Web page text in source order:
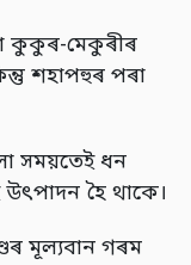
কুকুৰ-মেকুৰীৰ
শহাপহুৰ পৰা
সময়তেই ধন
হৈ থাকে।
মূল্যবান গৰম